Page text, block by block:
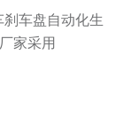
刹车盘自动化生
家采用